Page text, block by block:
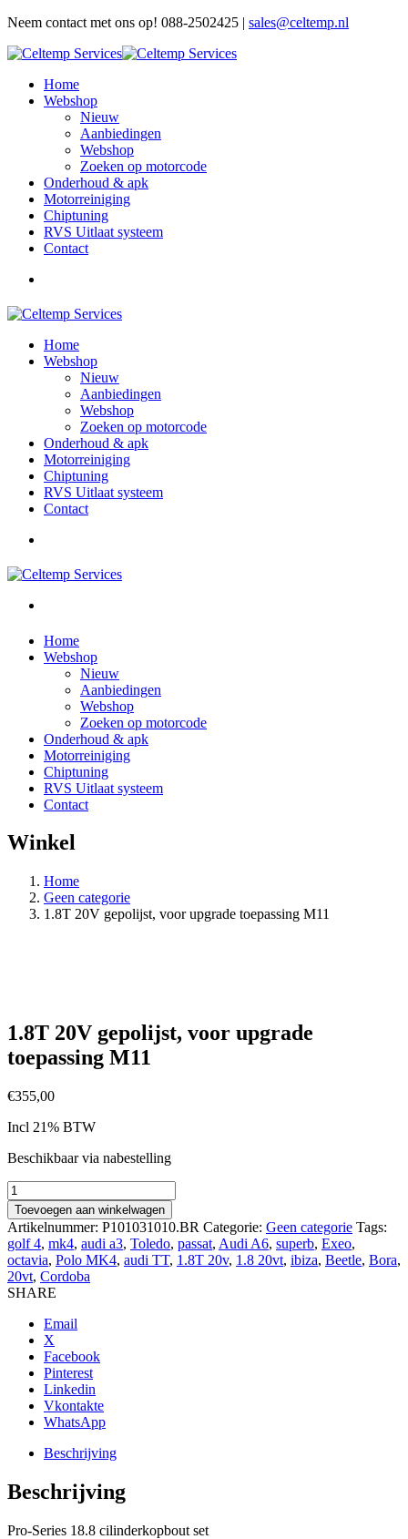
Neem contact met ons op! 088-2502425 | sales@celtemp.nl
Home
Webshop
Nieuw
Aanbiedingen
Webshop
Zoeken op motorcode
Onderhoud & apk
Motorreiniging
Chiptuning
RVS Uitlaat systeem
Contact
Home
Webshop
Nieuw
Aanbiedingen
Webshop
Zoeken op motorcode
Onderhoud & apk
Motorreiniging
Chiptuning
RVS Uitlaat systeem
Contact
Home
Webshop
Nieuw
Aanbiedingen
Webshop
Zoeken op motorcode
Onderhoud & apk
Motorreiniging
Chiptuning
RVS Uitlaat systeem
Contact
Winkel
Home
Geen categorie
1.8T 20V gepolijst, voor upgrade toepassing M11
1.8T 20V gepolijst, voor upgrade
toepassing M11
€355,00
Incl 21% BTW
Beschikbaar via nabestelling
1.8T
20V
gepolijst,
voor
upgrade
toepassing
M11
aantal
Toevoegen aan winkelwagen
Artikelnummer: P101031010.BR Categorie: Geen categorie Tags:
golf 4, mk4, audi a3, Toledo, passat, Audi A6, superb, Exeo,
octavia, Polo MK4, audi TT, 1.8T 20v, 1.8 20vt, ibiza, Beetle, Bora,
20vt, Cordoba
SHARE
Email
X
Facebook
Pinterest
Linkedin
Vkontakte
WhatsApp
Beschrijving
Beschrijving
Pro-Series 18.8 cilinderkopbout set